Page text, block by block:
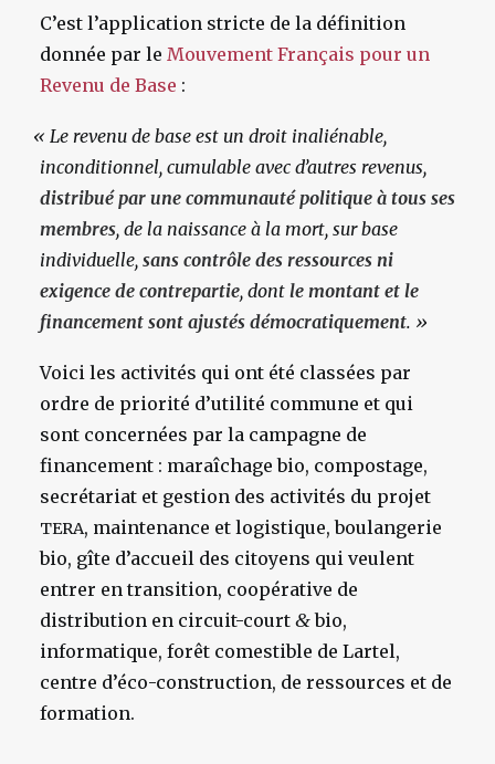
C’est l’application stricte de la définition
donnée par le Mouvement Français pour un
Revenu de Base :
« Le revenu de base est un droit inaliénable,
inconditionnel, cumulable avec d’autres revenus,
distribué par une communauté politique à tous ses
membres, de la naissance à la mort, sur base
individuelle, sans contrôle des ressources ni
exigence de contrepartie, dont le montant et le
financement sont ajustés démocratiquement. »
Voici les activités qui ont été classées par
ordre de priorité d’utilité commune et qui
sont concernées par la campagne de
financement : maraîchage bio, compostage,
secrétariat et gestion des activités du projet
TERA, maintenance et logistique, boulangerie
bio, gîte d’accueil des citoyens qui veulent
entrer en transition, coopérative de
distribution en circuit-court &bio,
informatique, forêt comestible de Lartel,
centre d’éco-construction, de ressources et de
formation.